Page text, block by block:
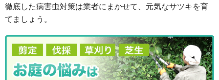
徹底した病害虫対策は業者にまかせて、元気なサツキを育
てましょう。